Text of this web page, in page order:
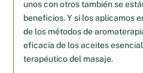
unos con otros también se
beneficios. Y si los aplicamos
de los métodos de
eficacia de los aceites
terapéutico del masaje.